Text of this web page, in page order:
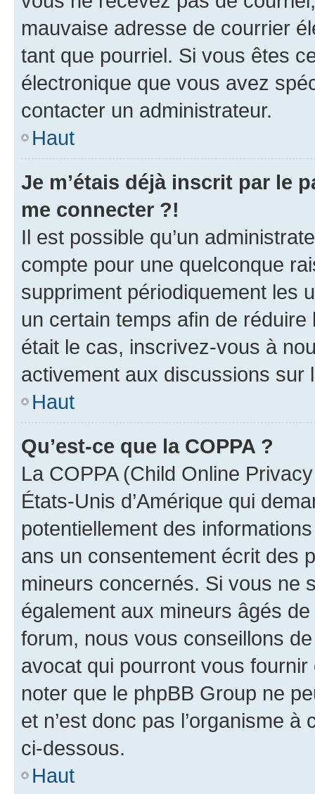
mauvaise adresse de courrier
tant que pourriel. Si vous êtes
électronique que vous avez
contacter un administrateur.
Haut
Je m’étais déjà inscrit par le
me connecter ?!
Il est possible qu’un
compte pour une quelconque
suppriment périodiquement les
un certain temps afin de
était le cas, inscrivez-vous à
activement aux discussions sur
Haut
Qu’est-ce que la COPPA ?
La COPPA (Child Online
États-Unis d’Amérique qui
potentiellement des
ans un consentement écrit des
mineurs concernés. Si vous ne
également aux mineurs âgés
forum, nous vous conseillons
avocat qui pourront vous
noter que le phpBB Group ne
et n’est donc pas l’organisme
ci-dessous.
Haut